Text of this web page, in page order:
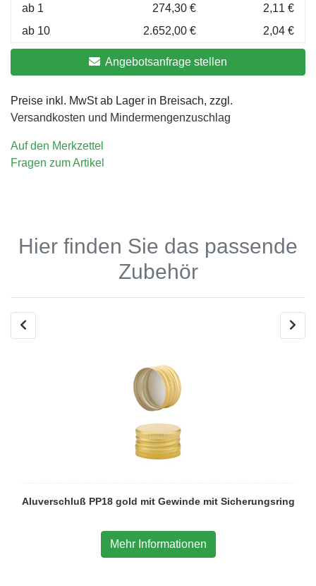
ab 1 274,30 €
2,11 €
ab 10
2.652,00 € 2,04 €
Angebotsanfrage stellen
Preise inkl. MwSt ab Lager in Breisach, zzgl.
Versandkosten und Mindermengenzuschlag
Auf den Merkzettel
Fragen zum Artikel
Hier finden Sie das passende
Zubehör
Aluverschluß PP18 gold mit Gewinde mit Sicherungsring
Mehr Informationen